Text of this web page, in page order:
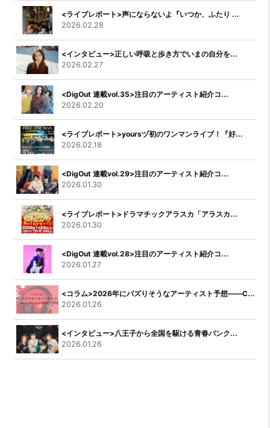
<ライブレポート>声にならないよ『いつか、ふたり ...
2026.02.28
<インタビュー>正しい呼吸と歩き方でいまの自分を...
2026.02.27
<DigOut 連載vol.35>注目のアーティスト紹介コ...
2026.02.20
<ライブレポート>yoursヅ初のワンマンライブ！『好...
2026.02.18
<DigOut 連載vol.29>注目のアーティスト紹介コ...
2026.01.30
<ライブレポート>ドラマチックアラスカ「アラスカ...
2026.01.30
<DigOut 連載vol.28>注目のアーティスト紹介コ...
2026.01.27
<コラム>2026年にバズりそうなアーティスト予想――C...
2026.01.26
<インタビュー>八王子から全国を駆ける青春パンク...
2026.01.26